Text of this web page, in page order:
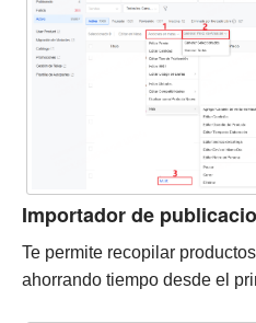
Importador de
Te permite recopilar
ahorrando tiempo desde el